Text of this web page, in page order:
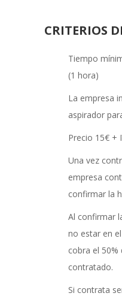
CRITERIOS
Tiempo
(1 hora)
La empresa
aspirador
Precio 15€ +
Una vez
empresa
confirmar la
Al confirmar
no estar en
cobra el 50%
contratado.
Si contrata